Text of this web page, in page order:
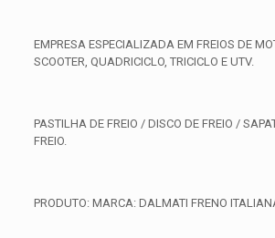
EMPRESA ESPECIALIZADA EM FREIOS DE
SCOOTER, QUADRICICLO, TRICICLO E UTV.
PASTILHA DE FREIO / DISCO DE FREIO /
FREIO.
PRODUTO: MARCA: DALMATI FRENO